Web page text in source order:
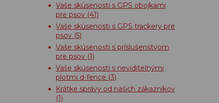
Vaše skúsenosti s GPS obojkami
pre psov (41)
Vaše skúsenosti s GPS trackery pre
psov (5)
Vaše skúsenosti s príslušenstvom
pre psov (1)
Vaše skúsenosti s neviditeľnými
plotmi d-fence (3)
Krátke správy od našich zákazníkov
(1)